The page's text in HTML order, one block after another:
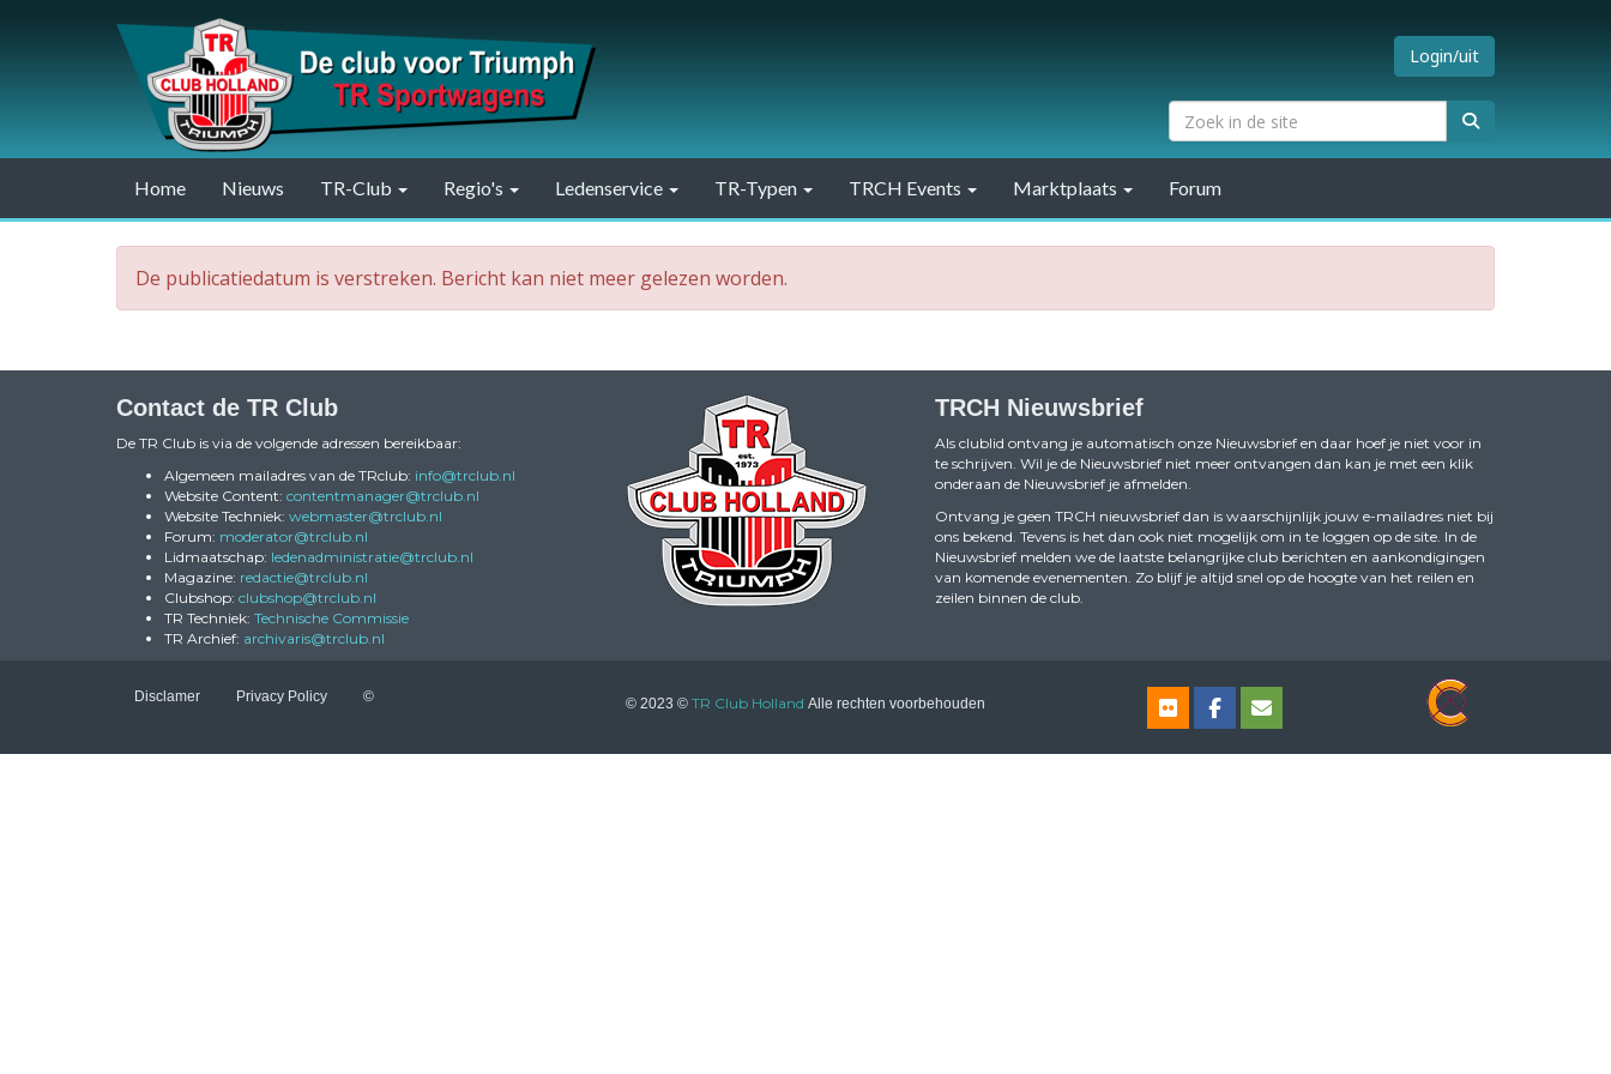
Login/uit
Home Nieuws TR-Club Regio's Ledenservice TR-Typen TRCH Events Marktplaats Forum
De publicatiedatum is verstreken. Bericht kan niet meer gelezen worden.
Contact de TR Club
De TR Club is via de volgende adressen bereikbaar:
Algemeen mailadres van de TRclub: ofni@trclub.nl
Website Content: reganamtnetnoc@trclub.nl
Website Techniek: retsambew@trclub.nl
Forum: rotaredom@trclub.nl
Lidmaatschap: eitartsinimdanedel@trclub.nl
Magazine: eitcader@trclub.nl
Clubshop: pohsbulc@trclub.nl
TR Techniek: Technische Commissie
TR Archief: siravihcra@trclub.nl
TRCH Nieuwsbrief
Als clublid ontvang je automatisch onze Nieuwsbrief en daar hoef je niet voor in
te schrijven. Wil je de Nieuwsbrief niet meer ontvangen dan kan je met een klik
onderaan de Nieuwsbrief je afmelden.
Ontvang je geen TRCH nieuwsbrief dan is waarschijnlijk jouw e-mailadres niet bij
ons bekend. Tevens is het dan ook niet mogelijk om in te loggen op de site. In de
Nieuwsbrief melden we de laatste belangrijke club berichten en aankondigingen
van komende evenementen. Zo blijf je altijd snel op de hoogte van het reilen en
zeilen binnen de club.
Disclamer Privacy Policy © © 2023 © TR Club Holland Alle rechten voorbehouden